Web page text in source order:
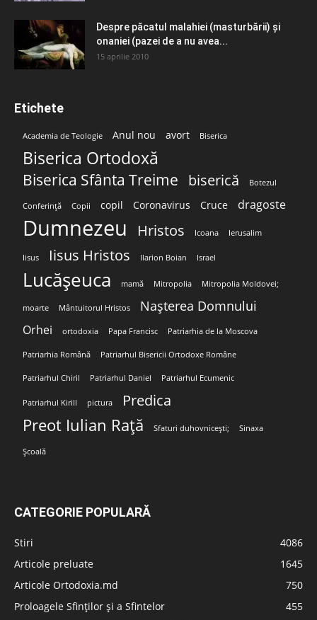
Despre păcatul malahiei (masturbării) şi
onaniei (pazei de a nu avea...
15 aprilie 2010
Etichete
Academia de Teologie Anul nou avort Biserica
Biserica Ortodoxă
Biserica Sfânta Treime biserică Botezul
Conferință Copii copil Coronavirus Cruce dragoste
Dumnezeu Hristos Icoana Ierusalim
Iisus Iisus Hristos Ilarion Boian Israel
Lucășeuca mamă Mitropolia Mitropolia Moldovei;
moarte Mântuitorul Hristos Nașterea Domnului
Orhei ortodoxia Papa Francisc Patriarhia de la Moscova
Patriarhia Română Patriarhul Bisericii Ortodoxe Române
Patriarhul Chiril Patriarhul Daniel Patriarhul Ecumenic
Patriarhul Kirill pictura Predica
Preot Iulian Rață Sfaturi duhovnicești; Sinaxa
Școală
CATEGORIE POPULARĂ
Stiri
4086
Articole preluate
1645
Articole Ortodoxia.md
750
Proloagele Sfinților și a Sfintelor
455